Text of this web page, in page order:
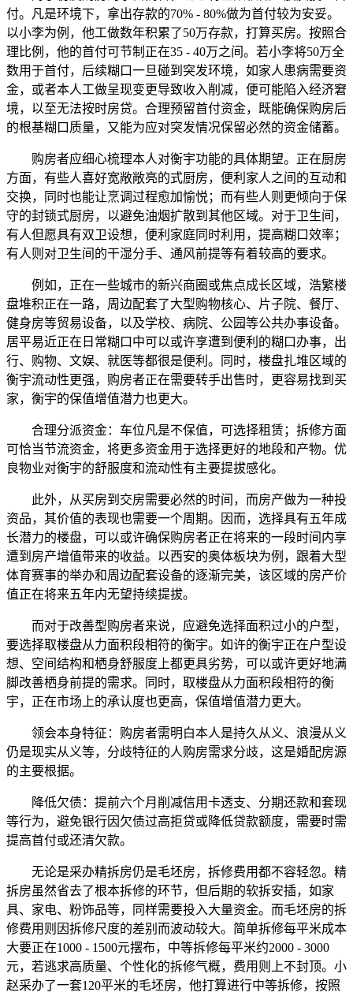
付。凡是环境下，拿出存款的70% - 80%做为首付较为安妥。
以小李为例，他工做数年积累了50万存款，打算买房。按照合
理比例，他的首付可节制正在35 - 40万之间。若小李将50万全
数用于首付，后续糊口一旦碰到突发环境，如家人患病需要资
金，或者本人工做呈现变更导致收入削减，便可能陷入经济窘
境，以至无法按时房贷。合理预留首付资金，既能确保购房后
的根基糊口质量，又能为应对突发情况保留必然的资金储蓄。
购房者应细心梳理本人对衡宇功能的具体期望。正在厨房
方面，有些人喜好宽敞敞亮的式厨房，便利家人之间的互动和
交换，同时也能让烹调过程愈加愉悦；而有些人则更倾向于保
守的封锁式厨房，以避免油烟扩散到其他区域。对于卫生间，
有人但愿具有双卫设想，便利家庭同时利用，提高糊口效率；
有人则对卫生间的干湿分手、通风前提等有着较高的要求。
例如，正在一些城市的新兴商圈或焦点成长区域，浩繁楼
盘堆积正在一路，周边配套了大型购物核心、片子院、餐厅、
健身房等贸易设备，以及学校、病院、公园等公共办事设备。
居平易近正在日常糊口中可以或许享遭到便利的糊口办事，出
行、购物、文娱、就医等都很是便利。同时，楼盘扎堆区域的
衡宇流动性更强，购房者正在需要转手出售时，更容易找到买
家，衡宇的保值增值潜力也更大。
合理分派资金：车位凡是不保值，可选择租赁；拆修方面
可恰当节流资金，将更多资金用于选择更好的地段和产物。优
良物业对衡宇的舒服度和流动性有主要提拔感化。
此外，从买房到交房需要必然的时间，而房产做为一种投
资品，其价值的表现也需要一个周期。因而，选择具有五年成
长潜力的楼盘，可以或许确保购房者正在将来的一段时间内享
遭到房产增值带来的收益。以西安的奥体板块为例，跟着大型
体育赛事的举办和周边配套设备的逐渐完美，该区域的房产价
值正在将来五年内无望持续提拔。
而对于改善型购房者来说，应避免选择面积过小的户型，
要选择取楼盘从力面积段相符的衡宇。如许的衡宇正在户型设
想、空间结构和栖身舒服度上都更具劣势，可以或许更好地满
脚改善栖身前提的需求。同时，取楼盘从力面积段相符的衡
宇，正在市场上的承认度也更高，保值增值潜力更大。
领会本身特征：购房者需明白本人是持久从义、浪漫从义
仍是现实从义等，分歧特征的人购房需求分歧，这是婚配房源
的主要根据。
降低欠债：提前六个月削减信用卡透支、分期还款和套现
等行为，避免银行因欠债过高拒贷或降低贷款额度，需要时需
提高首付或还清欠款。
无论是采办精拆房仍是毛坯房，拆修费用都不容轻忽。精
拆房虽然省去了根本拆修的环节，但后期的软拆安插，如家
具、家电、粉饰品等，同样需要投入大量资金。而毛坯房的拆
修费用则因拆修尺度的差别而波动较大。简单拆修每平米成本
大要正在1000 - 1500元摆布，中等拆修每平米约2000 - 3000
元，若逃求高质量、个性化的拆修气概，费用则上不封顶。小
赵采办了一套120平米的毛坯房，他打算进行中等拆修，按照